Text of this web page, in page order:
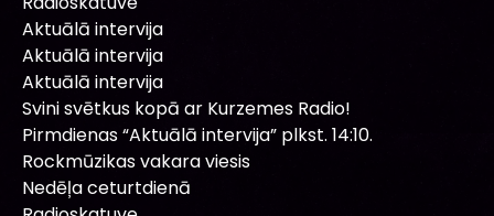
Aktuālā intervija
Aktuālā intervija
Aktuālā intervija
Svini svētkus kopā ar Kurzemes Radio!
Pirmdienas “Aktuālā intervija” plkst. 14:10.
Rockmūzikas vakara viesis
Nedēļa ceturtdienā